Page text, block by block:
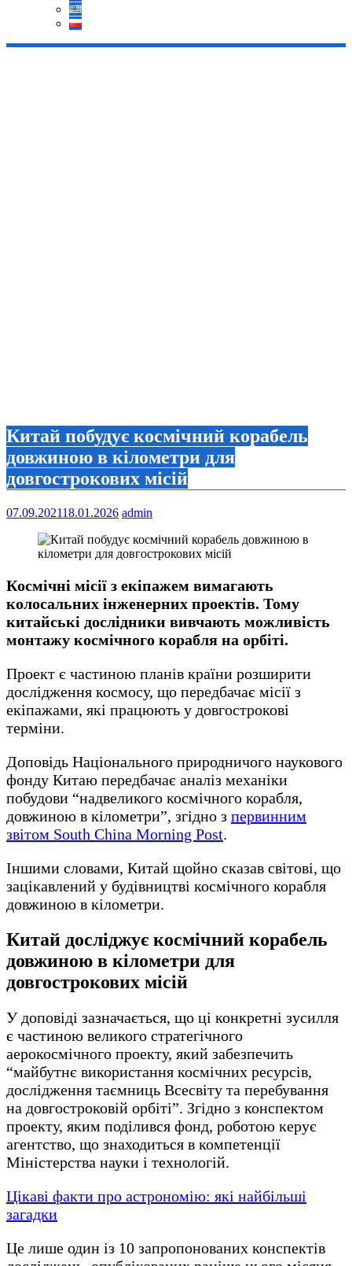
Китай побудує космічний корабель
довжиною в кілометри для
довгострокових місій
07.09.202118.01.2026 admin
Космічні місії з екіпажем вимагають
колосальних інженерних проектів. Тому
китайські дослідники вивчають можливість
монтажу космічного корабля на орбіті.
Проект є частиною планів країни розширити
дослідження космосу, що передбачає місії з
екіпажами, які працюють у довгострокові
терміни.
Доповідь Національного природничого наукового
фонду Китаю передбачає аналіз механіки
побудови “надвеликого космічного корабля,
довжиною в кілометри”, згідно з первинним
звітом South China Morning Post.
Іншими словами, Китай щойно сказав світові, що
зацікавлений у будівництві космічного корабля
довжиною в кілометри.
Китай досліджує космічний корабель
довжиною в кілометри для
довгострокових місій
У доповіді зазначається, що ці конкретні зусилля
є частиною великого стратегічного
аерокосмічного проекту, який забезпечить
“майбутнє використання космічних ресурсів,
дослідження таємниць Всесвіту та перебування
на довгостроковій орбіті”. Згідно з конспектом
проекту, яким поділився фонд, роботою керує
агентство, що знаходиться в компетенції
Міністерства науки і технологій.
Цікаві факти про астрономію: які найбільші
загадки
Це лише один із 10 запропонованих конспектів